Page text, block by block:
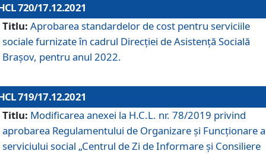
720/17.12.2021
Titlu: Aprobarea standardelor de cost pentru serviciile
sociale furnizate în cadrul Direcției de Asistență Socială
Brașov, pentru anul 2022.
719/17.12.2021
Titlu: Modificarea anexei la H.C.L. nr. 78/2019 privind
aprobarea Regulamentului de Organizare și Funcționare
serviciului social „Centrul de Zi de Informare şi Consiliere